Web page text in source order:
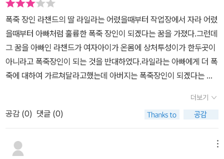
야기가 현실감이 느껴지고, 이어진 것 같게 만든다. 길을 떠난 라일라
는 여러 사람들을 만나게 되는데 그 사람들이 다시 출랙과 햄릿을 만
나게 된다. 특히 계속 직업을 바꾸는 램바시과 그 동료들 이야기는 엉
뚱하면서도 기발해서 읽는 재미를 더해주었다. 그리고 폭죽 경연 대
회에서 표현된 그림은 생동감이 넘치는 멋진 그림이라서 짜릿함을 느
낄 수 있었다. 이 책을 모험 이야기를 좋아하는 친구들에게 추천한다.
폭죽 장인 라챈드의 딸 라일라는 어렸을때부터 작업장에서 자라 어렸
을때부터 아빠처럼 훌륭한 폭죽 장인이 되겠다는 꿈을 가졌다.그런데
그 꿈을 아빠인 라챈드가 여자아이가 온몸에 상처투성이가 한두곳이
아니라고 폭죽장인이 되는 것을 반대하였다.라일라는 아빠에게 더 폭
죽에 대하여 가르쳐달라고했는데 아버지는 폭죽장인이 되겠다는 딸
아빠께 나머지를 가르쳐 달라고 하라고 했다.그래서 출랙이 그녀의
아버지를 찾아가고 나머지를 출랙에게 말해주고난후 출랙은 그 말을
라일라에게 전했다.그말은 '메라피 산 깊은 곳에 있는 불의 악마 라즈
바니의 동굴에 가서 특제 유황을 가져와야 한다. 최고의 불꽃을 만다
더보기
공감 (0) 댓글 (0)